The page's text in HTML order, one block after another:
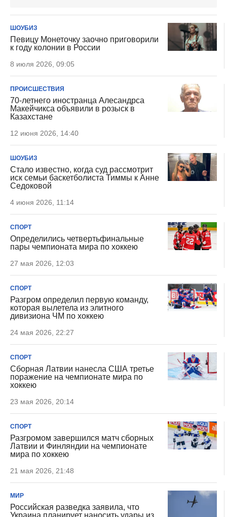
ШОУБИЗ
Певицу Монеточку заочно приговорили
к году колонии в России
8 июля 2026, 09:05
ПРОИСШЕСТВИЯ
70-летнего иностранца Алесандрса
Макейчикса объявили в розыск в
Казахстане
12 июня 2026, 14:40
ШОУБИЗ
Стало известно, когда суд рассмотрит
иск семьи баскетболиста Тиммы к Анне
Седоковой
4 июня 2026, 11:14
СПОРТ
Определились четвертьфинальные
пары чемпионата мира по хоккею
27 мая 2026, 12:03
СПОРТ
Разгром определил первую команду,
которая вылетела из элитного
дивизиона ЧМ по хоккею
24 мая 2026, 22:27
СПОРТ
Сборная Латвии нанесла США третье
поражение на чемпионате мира по
хоккею
23 мая 2026, 20:14
СПОРТ
Разгромом завершился матч сборных
Латвии и Финляндии на чемпионате
мира по хоккею
21 мая 2026, 21:48
МИР
Российская разведка заявила, что
Украина планирует наносить удары из